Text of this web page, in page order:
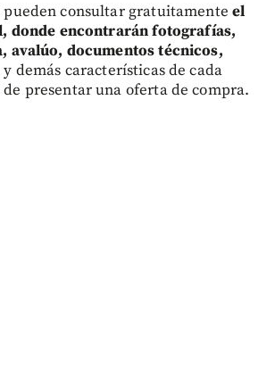
pueden consultar gratuitamenteel
donde encontrarán fotografías,
avalúo, documentos técnicos,
y demás características de cada
presentar una oferta de compra.